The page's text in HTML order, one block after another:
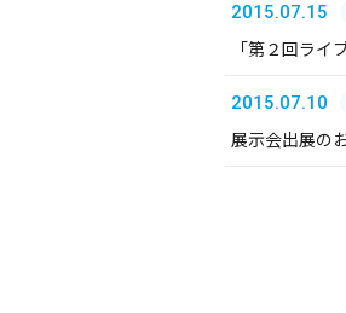
2015.07.15
「第２回ラ
2015.07.10
展示会出展の